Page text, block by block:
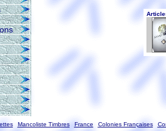
Mancoliste Timbres France Colonies Françaises